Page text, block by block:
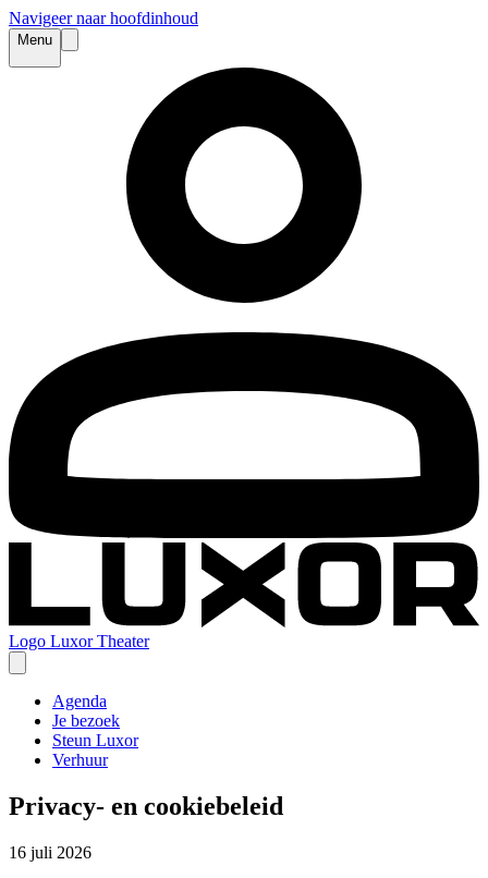
Navigeer naar hoofdinhoud
Menu
Logo Luxor Theater
Agenda
Je bezoek
Steun Luxor
Verhuur
Privacy- en cookiebeleid
16 juli 2026